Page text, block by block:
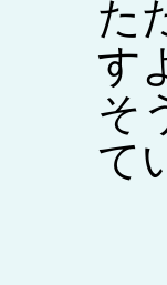
た
す
そ
て